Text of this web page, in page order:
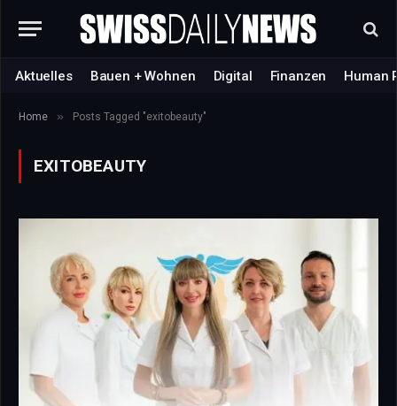
Aktuelles Bauen + Wohnen Digital Finanzen Human
Home » Posts Tagged "exitobeauty"
EXITOBEAUTY